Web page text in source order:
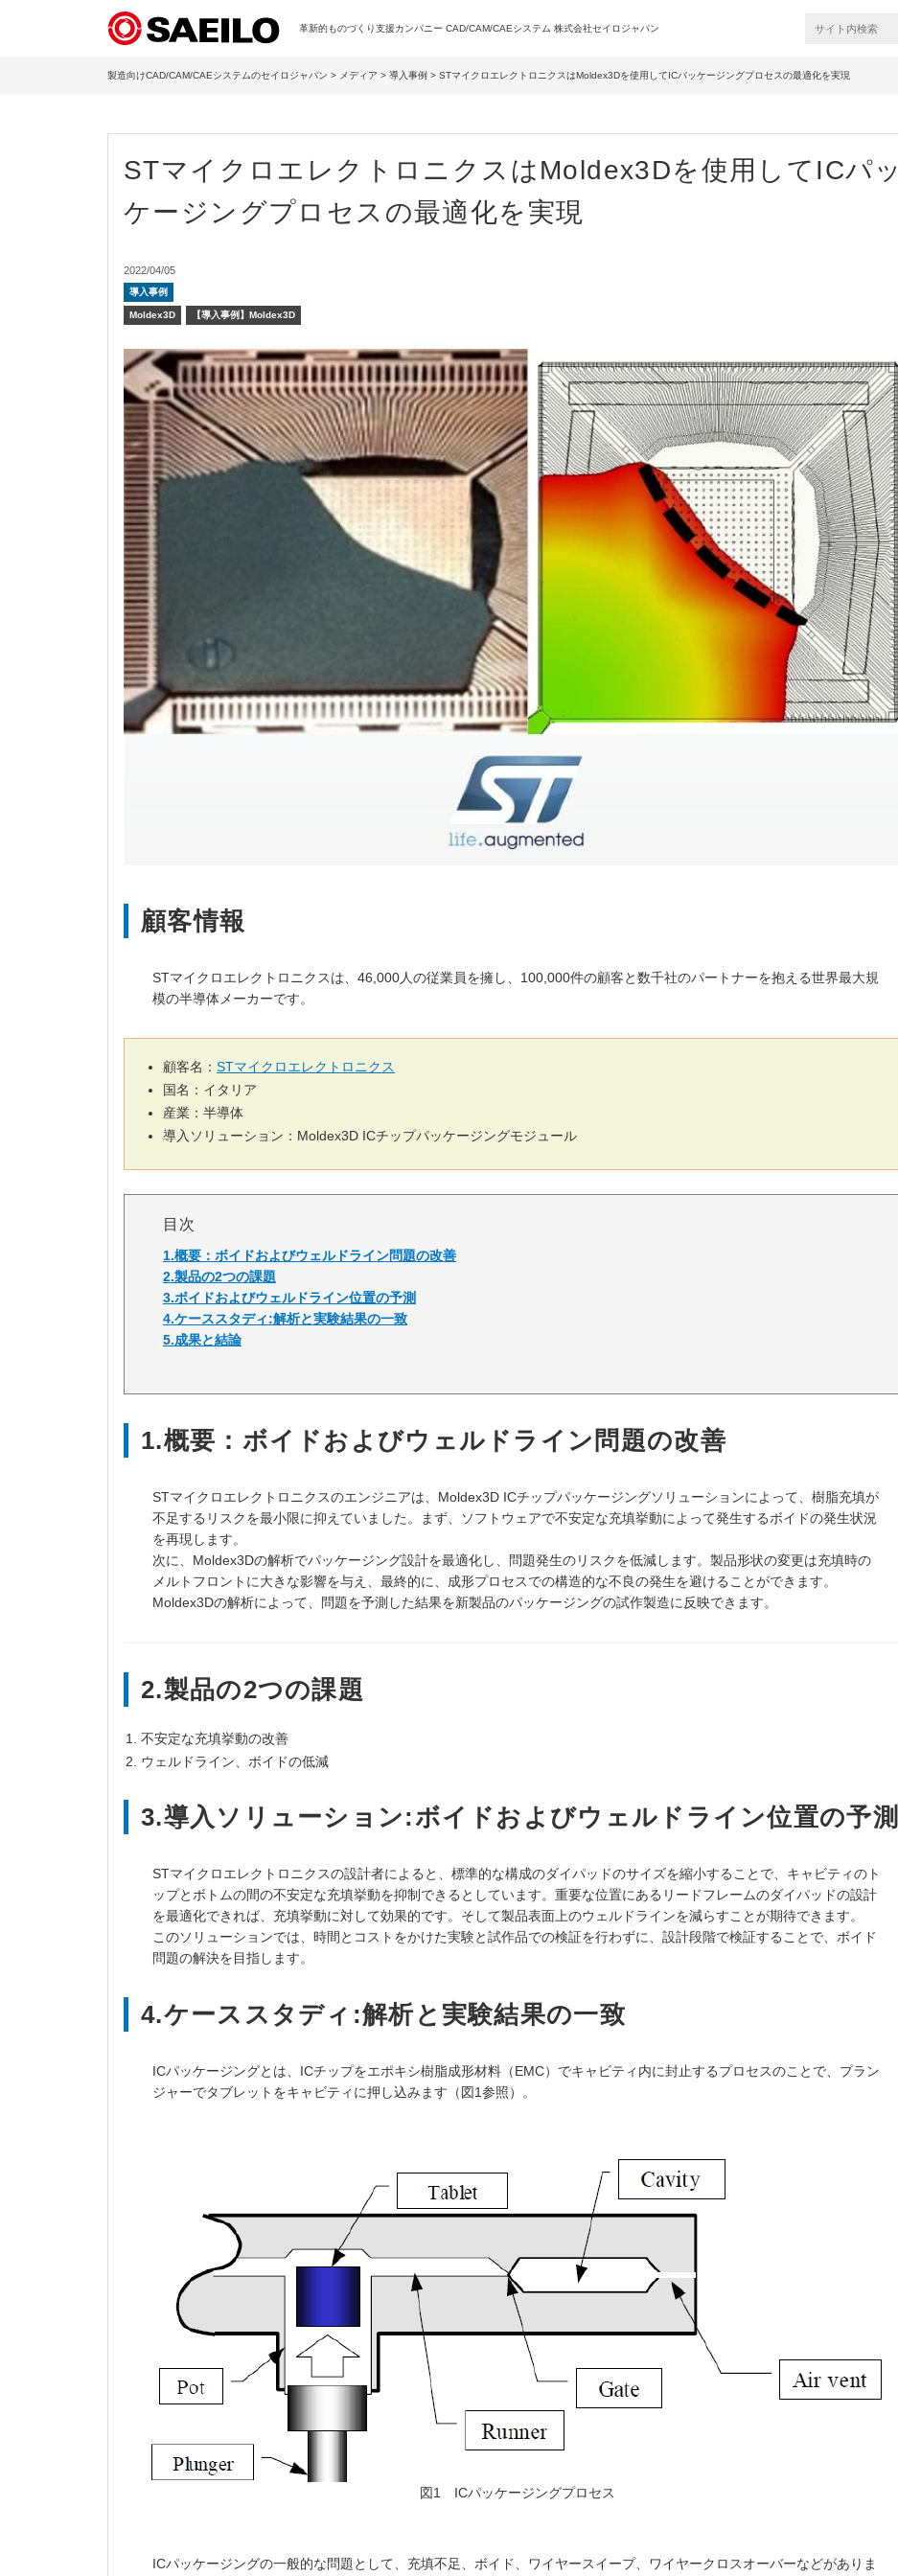
革新的ものづくり支援カンパニー CAD/CAM/CAEシステム 株式会社セイロジャパン
製造向けCAD/CAM/CAEシステムのセイロジャパン > メディア > 導入事例 > STマイクロエレクトロニクスはMoldex3Dを使用してICパッケージングプロセスの最適化を実現
STマイクロエレクトロニクスはMoldex3Dを使用してICパッ
ケージングプロセスの最適化を実現
2022/04/05
導入事例
Moldex3D 【導入事例】Moldex3D
顧客情報
STマイクロエレクトロニクスは、46,000人の従業員を擁し、100,000件の顧客と数千社のパートナーを抱える世界最大規
模の半導体メーカーです。
顧客名： STマイクロエレクトロニクス
国名：イタリア
産業：半導体
導入ソリューション：Moldex3D ICチップパッケージングモジュール
目次
1.概要：ボイドおよびウェルドライン問題の改善
2.製品の2つの課題
3.ボイドおよびウェルドライン位置の予測
4.ケーススタディ:解析と実験結果の一致
5.成果と結論
1.概要：ボイドおよびウェルドライン問題の改善
STマイクロエレクトロニクスのエンジニアは、Moldex3D ICチップパッケージングソリューションによって、樹脂充填が
不足するリスクを最小限に抑えていました。まず、ソフトウェアで不安定な充填挙動によって発生するボイドの発生状況
を再現します。
次に、Moldex3Dの解析でパッケージング設計を最適化し、問題発生のリスクを低減します。製品形状の変更は充填時の
メルトフロントに大きな影響を与え、最終的に、成形プロセスでの構造的な不良の発生を避けることができます。
Moldex3Dの解析によって、問題を予測した結果を新製品のパッケージングの試作製造に反映できます。
2.製品の2つの課題
不安定な充填挙動の改善
ウェルドライン、ボイドの低減
3.導入ソリューション:ボイドおよびウェルドライン位置の予測
STマイクロエレクトロニクスの設計者によると、標準的な構成のダイパッドのサイズを縮小することで、キャビティのト
ップとボトムの間の不安定な充填挙動を抑制できるとしています。重要な位置にあるリードフレームのダイパッドの設計
を最適化できれば、充填挙動に対して効果的です。そして製品表面上のウェルドラインを減らすことが期待できます。
このソリューションでは、時間とコストをかけた実験と試作品での検証を行わずに、設計段階で検証することで、ボイド
問題の解決を目指します。
4.ケーススタディ:解析と実験結果の一致
ICパッケージングとは、ICチップをエポキシ樹脂成形材料（EMC）でキャビティ内に封止するプロセスのことで、プラン
ジャーでタブレットをキャビティに押し込みます（図1参照）。
図1 ICパッケージングプロセス
ICパッケージングの一般的な問題として、充填不足、ボイド、ワイヤースイープ、ワイヤークロスオーバーなどがありま